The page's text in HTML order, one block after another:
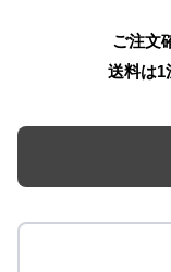
ご注文
送料は1